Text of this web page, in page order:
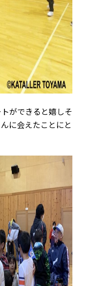
ができると嬉しそ
に会えたことにと